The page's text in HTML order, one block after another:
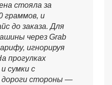
стояла за
граммов, и
до заказа. Для
через Grab
игнорируя
прогулках
сумки с
стороны —